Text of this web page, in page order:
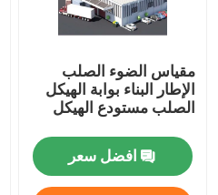
جسر الهيكل الصلب
منزل حاوية قابلة للطي
مقياس الضوء الصلب
الإطار البناء بوابة الهيكل
الصلب مستودع الهيكل
افضل سعر